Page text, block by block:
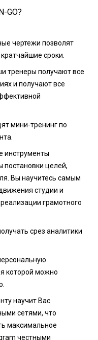
GO?
чертежи позволят
сроки.
тренеры получают все
и получают все
мини-тренинг по
инструменты
постановки целей,
Вы научитесь самым
студии и
грамотного
срез аналитики
которой можно
научит Вас
сетями, что
максимальное
честными